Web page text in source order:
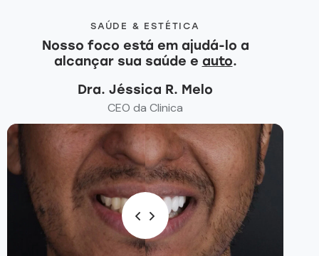
SAÚDE & ESTÉTICA
Nosso foco está em ajudá-lo a
alcançar sua saúde eau.
Dra. Jéssica R. Melo
CEO da Clinica